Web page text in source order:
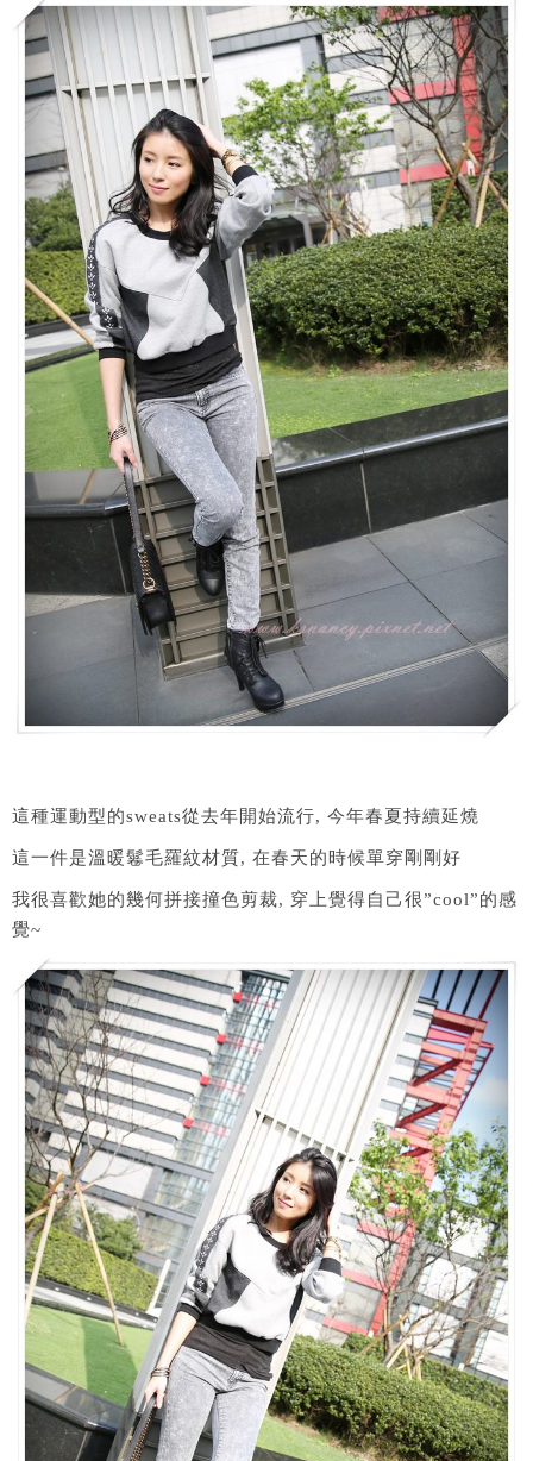
這種運動型的sweats從去年開始流行, 今年春夏持續延燒
這一件是溫暖鬈毛羅紋材質, 在春天的時候單穿剛剛好
我很喜歡她的幾何拼接撞色剪裁, 穿上覺得自己很”cool”的感
覺~